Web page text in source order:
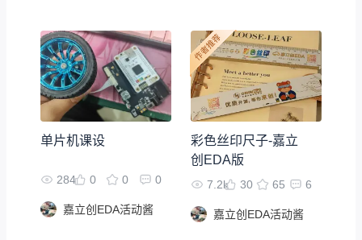
单片机课设
284 0 0 0
嘉立创EDA活动酱
彩色丝印尺子-嘉立
创EDA版
7.2k 30 65 6
嘉立创EDA活动酱